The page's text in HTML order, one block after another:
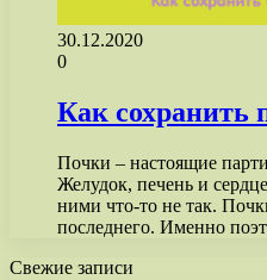
30.12.2020
0
Как сохранить
Почки – настоящие
Желудок, печень и
ними что-то не так.
последнего. Именно
Свежие записи